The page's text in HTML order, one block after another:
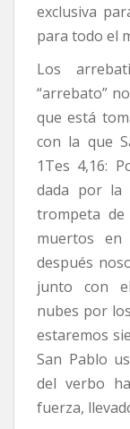
exclusiva
para todo el
Los
“arrebato”
que está
con la que
1Tes 4,16:
dada por la
trompeta de
muertos en
después
junto con
nubes por
estaremos
San Pablo
del verbo
fuerza,